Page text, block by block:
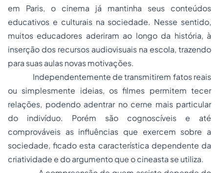
em Paris, o cinema já mantinha seus conteúdos
educativos e culturais na sociedade. Nesse sentido,
muitos educadores aderiram ao longo da história, à
inserção dos recursos audiovisuais na escola, trazendo
para suas aulas novas motivações.
Independentemente de transmitirem fatos reais
ou simplesmente ideias, os filmes permitem tecer
relações, podendo adentrar no cerne mais particular
do indivíduo. Porém são cognoscíveis e até
comprováveis as influências que exercem sobre a
sociedade, ficado esta característica dependente da
criatividade e do argumento que o cineasta se utiliza.